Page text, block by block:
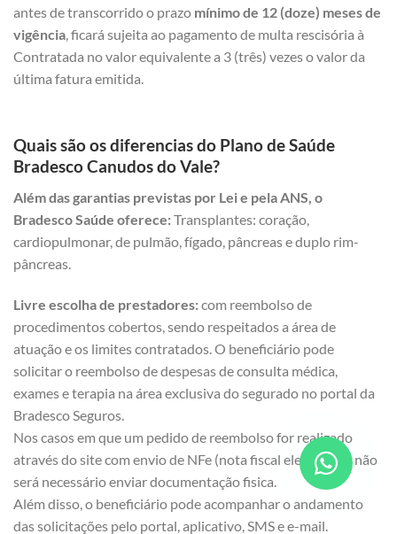
antes de transcorrido o prazo mínimo de 12 (doze) meses de
vigência, ficará sujeita ao pagamento de multa rescisória à
Contratada no valor equivalente a 3 (três) vezes o valor da
última fatura emitida.
Quais são os diferencias do Plano de Saúde
Bradesco Canudos do Vale?
Além das garantias previstas por Lei e pela ANS, o
Bradesco Saúde oferece:Transplantes: coração,
cardiopulmonar, de pulmão, fígado, pâncreas e duplo rim-
pâncreas.
Livre escolha de prestadores:com reembolso de
procedimentos cobertos, sendo respeitados a área de
atuação e os limites contratados. O beneficiário pode
solicitar o reembolso de despesas de consulta médica,
exames e terapia na área exclusiva do segurado no portal da
Bradesco Seguros.
Nos casos em que um pedido de reembolso for realizado
através do site com envio de NFe (nota fiscal eletrônica), não
será necessário enviar documentação fisica.
Além disso, o beneficiário pode acompanhar o andamento
das solicitações pelo portal, aplicativo, SMS e e-mail.